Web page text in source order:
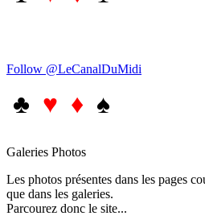
Follow @LeCanalDuMidi
♣ ♥ ♦ ♠
Galeries Photos
Les photos présentes dans les pages
que dans les galeries.
Parcourez donc le site...